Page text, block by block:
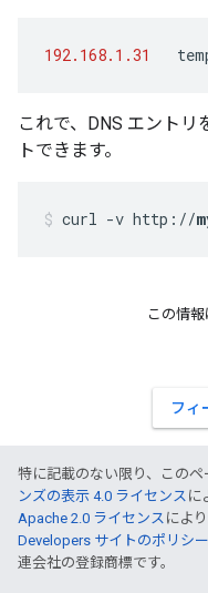
192.168.1.31
これで、DNS エント
トできます。
curl -v http://
この情
フィ
特に記載のない限り、この
ンズの表示 4.0 ライセンス に
Apache 2.0 ライセンス によ
Developers サイトのポリシー
連会社の登録商標です。